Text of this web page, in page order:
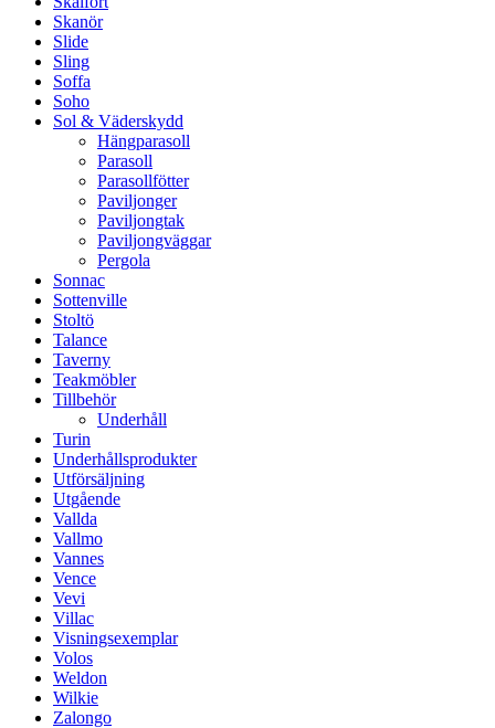
Skanör
Slide
Sling
Soffa
Soho
Sol & Väderskydd
Hängparasoll
Parasoll
Parasollfötter
Paviljonger
Paviljongtak
Paviljongväggar
Pergola
Sonnac
Sottenville
Stoltö
Talance
Taverny
Teakmöbler
Tillbehör
Underhåll
Turin
Underhållsprodukter
Utförsäljning
Utgående
Vallda
Vallmo
Vannes
Vence
Vevi
Villac
Visningsexemplar
Volos
Weldon
Wilkie
Zalongo